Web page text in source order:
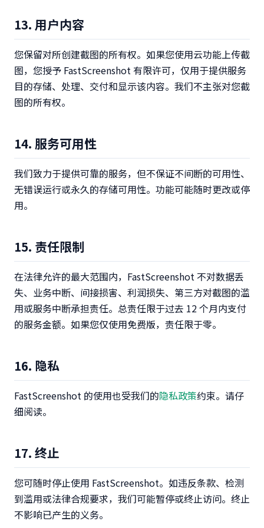
13. 用户内容
您保留对所创建截图的所有权。如果您使用云功能上传截
图，您授予 FastScreenshot 有限许可，仅用于提供服务
目的存储、处理、交付和显示该内容。我们不主张对您截
图的所有权。
14. 服务可用性
我们致力于提供可靠的服务，但不保证不间断的可用性、
无错误运行或永久的存储可用性。功能可能随时更改或停
用。
15. 责任限制
在法律允许的最大范围内，FastScreenshot 不对数据丢
失、业务中断、间接损害、利润损失、第三方对截图的滥
用或服务中断承担责任。总责任限于过去 12 个月内支付
的服务金额。如果您仅使用免费版，责任限于零。
16. 隐私
FastScreenshot 的使用也受我们的隐私政策约束。请仔
细阅读。
17. 终止
您可随时停止使用 FastScreenshot。如违反条款、检测
到滥用或法律合规要求，我们可能暂停或终止访问。终止
不影响已产生的义务。